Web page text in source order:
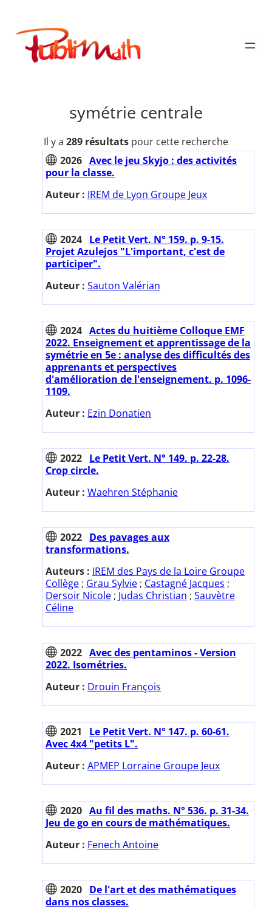
contenu
Publimath
symétrie centrale
Il y a 289 résultats pour cette recherche
2026 Avec le jeu Skyjo : des activités
pour la classe.
Auteur : IREM de Lyon Groupe Jeux
2024 Le Petit Vert. N° 159. p. 9-15.
Projet Azulejos "L'important, c'est de
participer".
Auteur : Sauton Valérian
2024 Actes du huitième Colloque EMF
2022. Enseignement et apprentissage de la
symétrie en 5e : analyse des difficultés des
apprenants et perspectives
d'amélioration de l'enseignement. p. 1096-
1109.
Auteur : Ezin Donatien
2022 Le Petit Vert. N° 149. p. 22-28.
Crop circle.
Auteur : Waehren Stéphanie
2022 Des pavages aux
transformations.
Auteurs : IREM des Pays de la Loire Groupe
Collège ; Grau Sylvie ; Castagné Jacques ;
Dersoir Nicole ; Judas Christian ; Sauvètre
Céline
2022 Avec des pentaminos - Version
2022. Isométries.
Auteur : Drouin François
2021
Le Petit Vert. N° 147. p. 60-61.
Avec 4x4 "petits L".
Auteur : APMEP Lorraine Groupe Jeux
2020 Au fil des maths. N° 536. p. 31-34.
Jeu de go en cours de mathématiques.
Auteur : Fenech Antoine
2020 De l'art et des mathématiques
dans nos classes.